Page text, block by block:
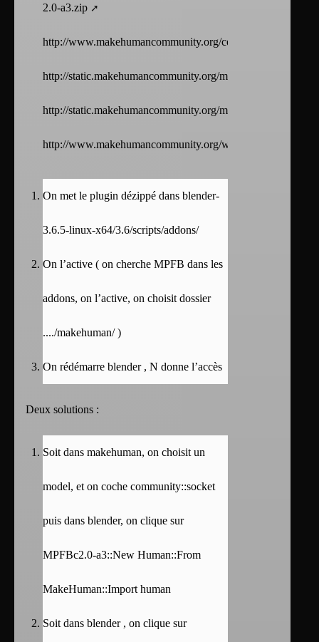
2.0-a3.zip
http://www.makehumancommunity.org/content/plugins.html
http://static.makehumancommunity.org/mpfb/downloads.html
http://static.makehumancommunity.org/mpfb.html
http://www.makehumancommunity.org/wiki/
On met le plugin dézippé dans blender-
3.6.5-linux-x64/3.6/scripts/addons/
On l’active ( on cherche MPFB dans les
addons, on l’active, on choisit dossier
..../makehuman/ )
On rédémarre blender , N donne l’accès
Deux solutions :
Soit dans makehuman, on choisit un
model, et on coche community::socket
puis dans blender, on clique sur
MPFBc2.0-a3::New Human::From
MakeHuman::Import human
Soit dans blender , on clique sur